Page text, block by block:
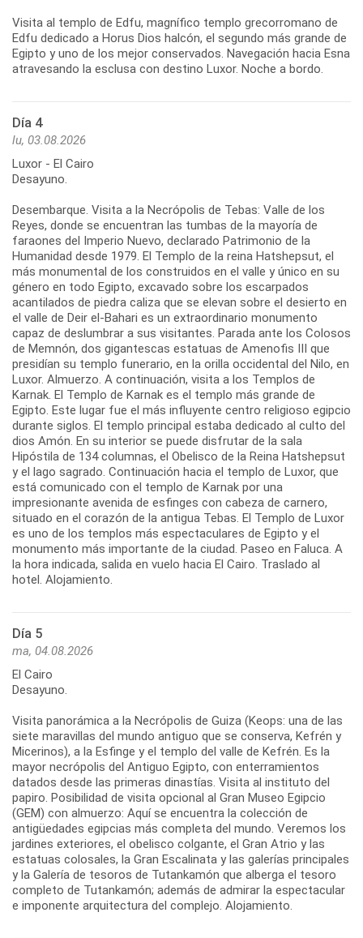
Visita al templo de Edfu, magnífico templo grecorromano de
Edfu dedicado a Horus Dios halcón, el segundo más grande de
Egipto y uno de los mejor conservados. Navegación hacia Esna
atravesando la esclusa con destino Luxor. Noche a bordo.
Día 4
lu, 03.08.2026
Luxor - El Cairo
Desayuno.
Desembarque. Visita a la Necrópolis de Tebas: Valle de los
Reyes, donde se encuentran las tumbas de la mayoría de
faraones del Imperio Nuevo, declarado Patrimonio de la
Humanidad desde 1979. El Templo de la reina Hatshepsut, el
más monumental de los construidos en el valle y único en su
género en todo Egipto, excavado sobre los escarpados
acantilados de piedra caliza que se elevan sobre el desierto en
el valle de Deir el-Bahari es un extraordinario monumento
capaz de deslumbrar a sus visitantes. Parada ante los Colosos
de Memnón, dos gigantescas estatuas de Amenofis III que
presidían su templo funerario, en la orilla occidental del Nilo, en
Luxor. Almuerzo. A continuación, visita a los Templos de
Karnak. El Templo de Karnak es el templo más grande de
Egipto. Este lugar fue el más influyente centro religioso egipcio
durante siglos. El templo principal estaba dedicado al culto del
dios Amón. En su interior se puede disfrutar de la sala
Hipóstila de 134 columnas, el Obelisco de la Reina Hatshepsut
y el lago sagrado. Continuación hacia el templo de Luxor, que
está comunicado con el templo de Karnak por una
impresionante avenida de esfinges con cabeza de carnero,
situado en el corazón de la antigua Tebas. El Templo de Luxor
es uno de los templos más espectaculares de Egipto y el
monumento más importante de la ciudad. Paseo en Faluca. A
la hora indicada, salida en vuelo hacia El Cairo. Traslado al
hotel. Alojamiento.
Día 5
ma, 04.08.2026
El Cairo
Desayuno.
Visita panorámica a la Necrópolis de Guiza (Keops: una de las
siete maravillas del mundo antiguo que se conserva, Kefrén y
Micerinos), a la Esfinge y el templo del valle de Kefrén. Es la
mayor necrópolis del Antiguo Egipto, con enterramientos
datados desde las primeras dinastías. Visita al instituto del
papiro. Posibilidad de visita opcional al Gran Museo Egipcio
(GEM) con almuerzo: Aquí se encuentra la colección de
antigüedades egipcias más completa del mundo. Veremos los
jardines exteriores, el obelisco colgante, el Gran Atrio y las
estatuas colosales, la Gran Escalinata y las galerías principales
y la Galería de tesoros de Tutankamón que alberga el tesoro
completo de Tutankamón; además de admirar la espectacular
e imponente arquitectura del complejo. Alojamiento.